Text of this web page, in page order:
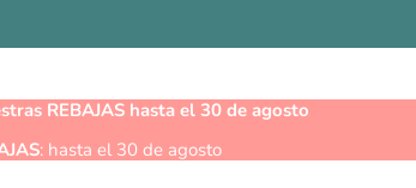
REBAJAS hasta el 30 de agosto
: hasta el 30 de agosto